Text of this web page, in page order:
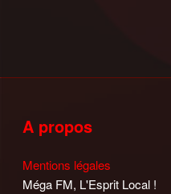
A propos
Mentions légales
Méga FM, L'Esprit Local !